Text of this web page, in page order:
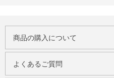
商品の購入について
よくあるご質問